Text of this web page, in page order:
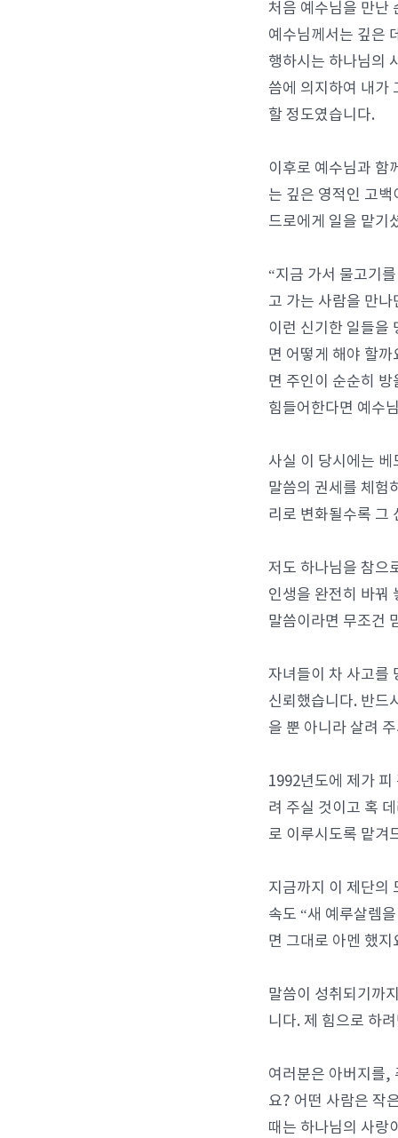
처음 예수님을 만난
예수님께서는 깊은
행하시는 하나님의
씀에 의지하여 내가
할 정도였습니다.
이후로 예수님과 함
는 깊은 영적인 고
드로에게 일을 맡기
“지금 가서 물고기
고 가는 사람을 만
이런 신기한 일들을
면 어떻게 해야 할
면 주인이 순순히
힘들어한다면 예수
사실 이 당시에는
말씀의 권세를 체험
리로 변화될수록 그
저도 하나님을 참으
인생을 완전히 바꿔
말씀이라면 무조건
자녀들이 차 사고를
신뢰했습니다. 반드
을 뿐 아니라 살려
1992년도에 제가
려 주실 것이고 혹
로 이루시도록 맡겨
지금까지 이 제단의
속도 “새 예루살렘
면 그대로 아멘 했지
말씀이 성취되기까
니다. 제 힘으로 하
여러분은 아버지를,
요? 어떤 사람은 작
때는 하나님의 사랑